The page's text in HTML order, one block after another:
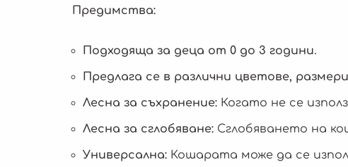
Предимства:
Подходяща за деца от 0 до 3 години.
Предлага се в различни цветове,
Лесна за съхранение: Когато не се
Лесна за сглобяване: Сглобяването на
Универсална: Кошарата може да се